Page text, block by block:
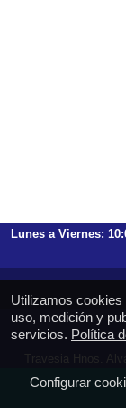
Utilizamos
uso, medición y
servicios. Política
Configurar
Lunes a Viernes: